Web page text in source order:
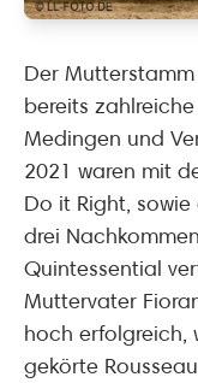
Der
bereits
Medingen und
2021 waren mit
Do it Right,
drei
Quintessential
Muttervater
hoch erfolgreich,
gekörte